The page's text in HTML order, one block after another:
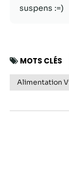
suspens :=)
MOTS CLÉS
Alimentation